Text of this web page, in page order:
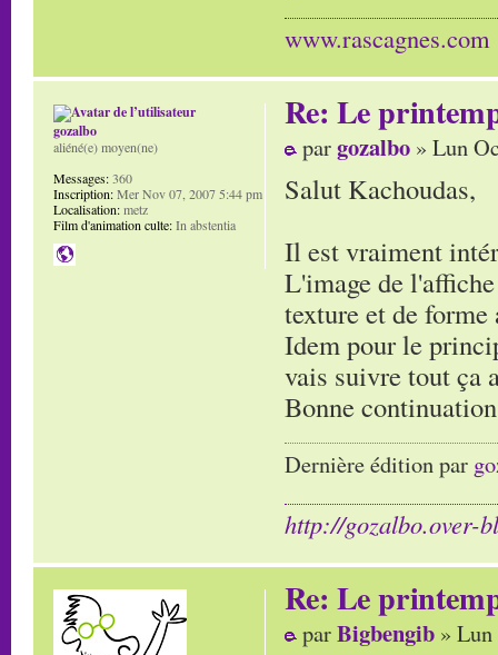
www.rascagnes.com
Re: Le
pargozalbo » Lun
Salut Kachoudas,
Il est vraiment
L'image de
texture et de
Idem pour le
vais suivre tout ça
Bonne
Dernière édition par
http://gozalbo.over-
gozalbo
aliéné(e) moyen(ne)
Messages:360
Inscription:Mer Nov 07, 2007 5:44 pm
Localisation:metz
Film d'animation culte:In abstentia
Re: Le
parBigbengib »